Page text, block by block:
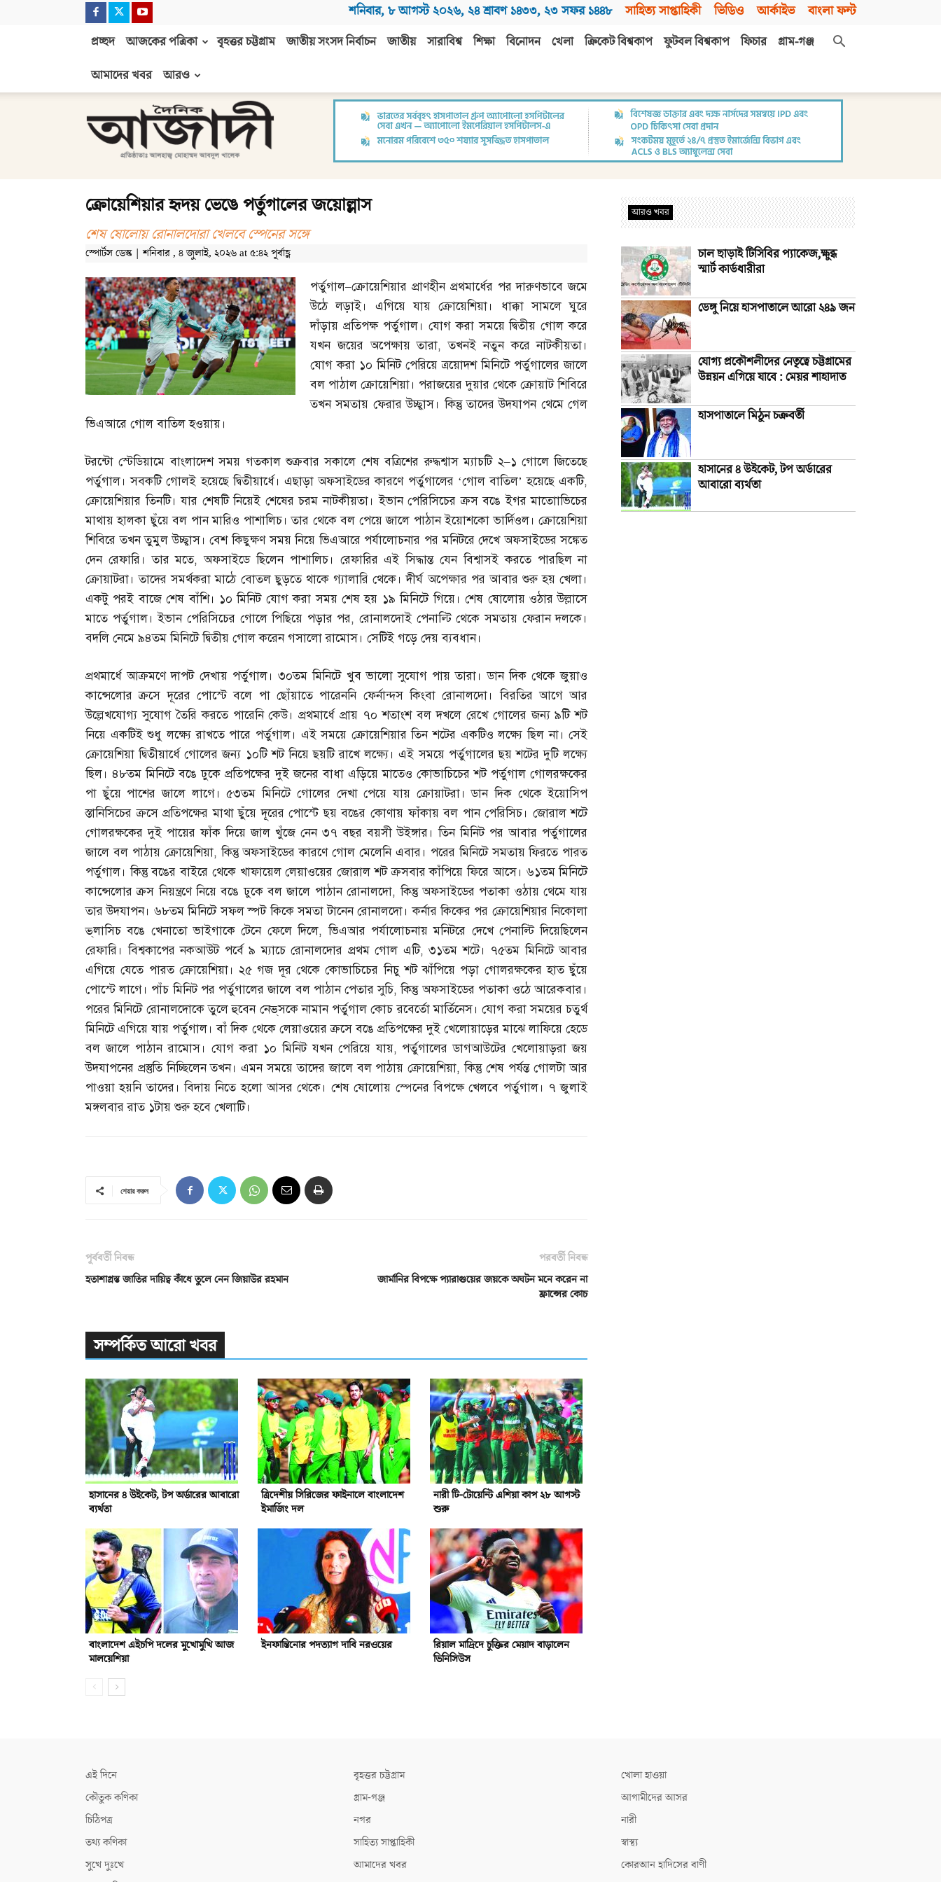
শনিবার, ৮ আগস্ট ২০২৬, ২৪ শ্রাবণ ১৪৩৩, ২৩ সফর ১৪৪৮ সাহিত্য সাপ্তাহিকী ভিডিও আর্কাইভ বাংলা ফন্ট
প্রচ্ছদ আজকের পত্রিকা বৃহত্তর চট্টগ্রাম জাতীয় সংসদ নির্বাচন জাতীয় সারাবিশ্ব শিক্ষা বিনোদন খেলা ক্রিকেট বিশ্বকাপ ফুটবল বিশ্বকাপ ফিচার
গ্রাম-গঞ্জ
আমাদের খবর
আরও
আজাদী
ক্রোয়েশিয়ার হৃদয় ভেঙে পর্তুগালের জয়োল্লাস
শেষ ষোলোয় রোনালদোরা খেলবে স্পেনের সঙ্গে
স্পোর্টস ডেস্ক | শনিবার , ৪ জুলাই, ২০২৬ at ৫:৪২ পূর্বাহ্ণ
পর্তুগাল–ক্রোয়েশিয়ার প্রাণহীন প্রথমার্ধের পর দারুণভাবে জমে
উঠে লড়াই। এগিয়ে যায় ক্রোয়েশিয়া। ধাক্কা সামলে ঘুরে
দাঁড়ায় প্রতিপক্ষ পর্তুগাল। যোগ করা সময়ে দ্বিতীয় গোল করে
যখন জয়ের অপেক্ষায় তারা,তখনই নতুন করে নাটকীয়তা।
যোগ করা ১০ মিনিট পেরিয়ে ত্রয়োদশ মিনিটে পর্তুগালের জালে
বল পাঠাল ক্রোয়েশিয়া। পরাজয়ের দুয়ার থেকে ক্রোয়াট শিবিরে
তখন সমতায় ফেরার উচ্ছ্বাস। কিন্তু তাদের উদযাপন থেমে গেল
ভিএআরে গোল বাতিল হওয়ায়।
টরন্টো স্টেডিয়ামে বাংলাদেশ সময় গতকাল শুক্রবার সকালে শেষ বত্রিশের রুদ্ধশ্বাস ম্যাচটি ২–১ গোলে জিতেছে
পর্তুগাল। সবকটি গোলই হয়েছে দ্বিতীয়ার্ধে। এছাড়া অফসাইডের কারণে পর্তুগালের ‘গোল বাতিল’ হয়েছে একটি,
ক্রোয়েশিয়ার তিনটি। যার শেষটি নিয়েই শেষের চরম নাটকীয়তা। ইভান পেরিসিচের ক্রস বঙে ইগর মাতোাভিচের
মাথায় হালকা ছুঁয়ে বল পান মারিও পাশালিচ। তার থেকে বল পেয়ে জালে পাঠান ইয়োশকো ভার্দিওল। ক্রোয়েশিয়া
শিবিরে তখন তুমুল উচ্ছ্বাস। বেশ কিছুক্ষণ সময় নিয়ে ভিএআরে পর্যালোচনার পর মনিটরে দেখে অফসাইডের সঙ্কেত
দেন রেফারি। তার মতে,অফসাইডে ছিলেন পাশালিচ। রেফারির এই সিদ্ধান্ত যেন বিশ্বাসই করতে পারছিল না
ক্রোয়াটরা। তাদের সমর্থকরা মাঠে বোতল ছুড়তে থাকে গ্যালারি থেকে। দীর্ঘ অপেক্ষার পর আবার শুরু হয় খেলা।
একটু পরই বাজে শেষ বাঁশি। ১০ মিনিট যোগ করা সময় শেষ হয় ১৯ মিনিটে গিয়ে। শেষ ষোলোয় ওঠার উল্লাসে
মাতে পর্তুগাল। ইভান পেরিসিচের গোলে পিছিয়ে পড়ার পর,রোনালদোই পেনাল্টি থেকে সমতায় ফেরান দলকে।
বদলি নেমে ৯৪তম মিনিটে দ্বিতীয় গোল করেন গসালো রামোস। সেটিই গড়ে দেয় ব্যবধান।
প্রথমার্ধে আক্রমণে দাপট দেখায় পর্তুগাল। ৩০তম মিনিটে খুব ভালো সুযোগ পায় তারা। ডান দিক থেকে জুয়াও
কান্সেলোর ক্রসে দূরের পোস্টে বলে পা ছোঁয়াতে পারেননি ফের্নান্দস কিংবা রোনালদো। বিরতির আগে আর
উল্লেখযোগ্য সুযোগ তৈরি করতে পারেনি কেউ। প্রথমার্ধে প্রায় ৭০ শতাংশ বল দখলে রেখে গোলের জন্য ৯টি শট
নিয়ে একটিই শুধু লক্ষ্যে রাখতে পারে পর্তুগাল। এই সময়ে ক্রোয়েশিয়ার তিন শটের একটিও লক্ষ্যে ছিল না। সেই
ক্রোয়েশিয়া দ্বিতীয়ার্ধে গোলের জন্য ১০টি শট নিয়ে ছয়টি রাখে লক্ষ্যে। এই সময়ে পর্তুগালের ছয় শটের দুটি লক্ষ্যে
ছিল। ৪৮তম মিনিটে বঙে ঢুকে প্রতিপক্ষের দুই জনের বাধা এড়িয়ে মাতেও কোভাচিচের শট পর্তুগাল গোলরক্ষকের
পা ছুঁয়ে পাশের জালে লাগে। ৫৩তম মিনিটে গোলের দেখা পেয়ে যায় ক্রোয়াটরা। ডান দিক থেকে ইয়োসিপ
স্তানিসিচের ক্রসে প্রতিপক্ষের মাথা ছুঁয়ে দূরের পোস্টে ছয় বঙের কোণায় ফাঁকায় বল পান পেরিসিচ। জোরাল শটে
গোলরক্ষকের দুই পায়ের ফাঁক দিয়ে জাল খুঁজে নেন ৩৭ বছর বয়সী উইঙ্গার। তিন মিনিট পর আবার পর্তুগালের
জালে বল পাঠায় ক্রোয়েশিয়া,কিন্তু অফসাইডের কারণে গোল মেলেনি এবার। পরের মিনিটে সমতায় ফিরতে পারত
পর্তুগাল। কিন্তু বঙের বাইরে থেকে খাফায়েল লেয়াওয়ের জোরাল শট ক্রসবার কাঁপিয়ে ফিরে আসে। ৬১তম মিনিটে
কান্সেলোর ক্রস নিয়ন্ত্রণে নিয়ে বঙে ঢুকে বল জালে পাঠান রোনালদো,কিন্তু অফসাইডের পতাকা ওঠায় থেমে যায়
তার উদযাপন। ৬৮তম মিনিটে সফল স্পট কিকে সমতা টানেন রোনালদো। কর্নার কিকের পর ক্রোয়েশিয়ার নিকোলা
ভ্‌লাসিচ বঙে খেনাতো ভাইগাকে টেনে ফেলে দিলে,ভিএআর পর্যালোচনায় মনিটরে দেখে পেনাল্টি দিয়েছিলেন
রেফারি। বিশ্বকাপের নকআউট পর্বে ৯ ম্যাচে রোনালদোর প্রথম গোল এটি,৩১তম শটে। ৭৫তম মিনিটে আবার
এগিয়ে যেতে পারত ক্রোয়েশিয়া। ২৫ গজ দূর থেকে কোভাচিচের নিচু শট ঝাঁপিয়ে পড়া গোলরক্ষকের হাত ছুঁয়ে
পোস্টে লাগে। পাঁচ মিনিট পর পর্তুগালের জালে বল পাঠান পেতার সুচি,কিন্তু অফসাইডের পতাকা ওঠে আরেকবার।
পরের মিনিটে রোনালদোকে তুলে হুবেন নেভ্‌সকে নামান পর্তুগাল কোচ রবের্তো মার্তিনেস। যোগ করা সময়ের চতুর্থ
মিনিটে এগিয়ে যায় পর্তুগাল। বাঁ দিক থেকে লেয়াওয়ের ক্রসে বঙে প্রতিপক্ষের দুই খেলোয়াড়ের মাঝে লাফিয়ে হেডে
বল জালে পাঠান রামোস। যোগ করা ১০ মিনিট যখন পেরিয়ে যায়, পর্তুগালের ডাগআউটের খেলোয়াড়রা জয়
উদযাপনের প্রস্তুতি নিচ্ছিলেন তখন। এমন সময়ে তাদের জালে বল পাঠায় ক্রোয়েশিয়া,কিন্তু শেষ পর্যন্ত গোলটা আর
পাওয়া হয়নি তাদের। বিদায় নিতে হলো আসর থেকে। শেষ ষোলোয় স্পেনের বিপক্ষে খেলবে পর্তুগাল। ৭ জুলাই
মঙ্গলবার রাত ১টায় শুরু হবে খেলাটি।
শেয়ার করুন
পূর্ববর্তী নিবন্ধ
হতাশাগ্রস্ত জাতির দায়িত্ব কাঁধে তুলে নেন জিয়াউর রহমান
পরবর্তী নিবন্ধ
জার্মানির বিপক্ষে প্যারাগুয়ের জয়কে অঘটন মনে করেন না
ফ্রান্সের কোচ
সম্পর্কিত আরো খবর
হাসানের ৪ উইকেট, টপ অর্ডারের আবারো
ব্যর্থতা
ত্রিদেশীয় সিরিজের ফাইনালে বাংলাদেশ
ইমার্জিং দল
নারী টি-টোয়েন্টি এশিয়া কাপ ২৮ আগস্ট
শুরু
বাংলাদেশ এইচপি দলের মুখোমুখি আজ
মালয়েশিয়া
ইনফান্তিনোর পদত্যাগ দাবি নরওয়ের
রিয়াল মাদ্রিদে চুক্তির মেয়াদ বাড়ালেন
ভিনিসিউস
আরও খবর
চাল ছাড়াই টিসিবির প্যাকেজ,ক্ষুব্ধ
স্মার্ট কার্ডধারীরা
ডেঙ্গু নিয়ে হাসপাতালে আরো ২৪৯ জন
যোগ্য প্রকৌশলীদের নেতৃত্বে চট্টগ্রামের
উন্নয়ন এগিয়ে যাবে : মেয়র শাহাদাত
হাসপাতালে মিঠুন চক্রবর্তী
হাসানের ৪ উইকেট, টপ অর্ডারের
আবারো ব্যর্থতা
এই দিনে
কৌতুক কণিকা
চিঠিপত্র
তথ্য কণিকা
সুখে দুঃখে
বৃহত্তর চট্টগ্রাম
গ্রাম-গঞ্জ
নগর
সাহিত্য সাপ্তাহিকী
আমাদের খবর
খোলা হাওয়া
আগামীদের আসর
নারী
স্বাস্থ্য
কোরআন হাদিসের বাণী